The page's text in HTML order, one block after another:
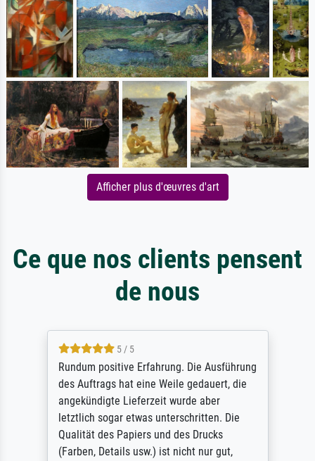
Afficher plus d'œuvres d'art
Ce que nos clients pensent
de nous
5 / 5
Rundum positive Erfahrung. Die Ausführung
des Auftrags hat eine Weile gedauert, die
angekündigte Lieferzeit wurde aber
letztlich sogar etwas unterschritten. Die
Qualität des Papiers und des Drucks
(Farben, Details usw.) ist nicht nur gut,